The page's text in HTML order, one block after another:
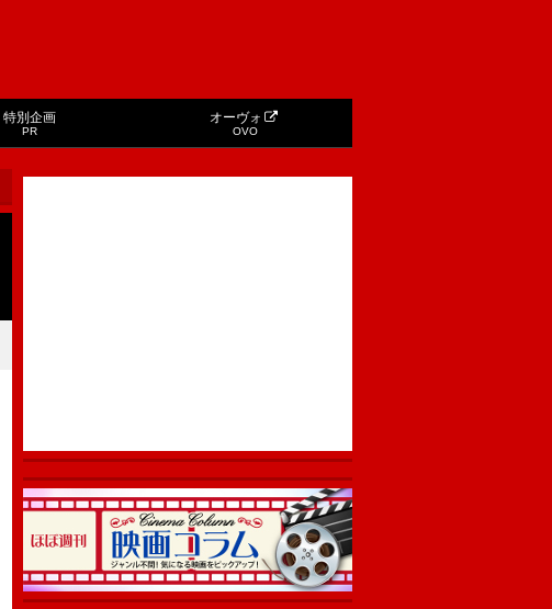
特別企画
PR
オーヴォ
OVO